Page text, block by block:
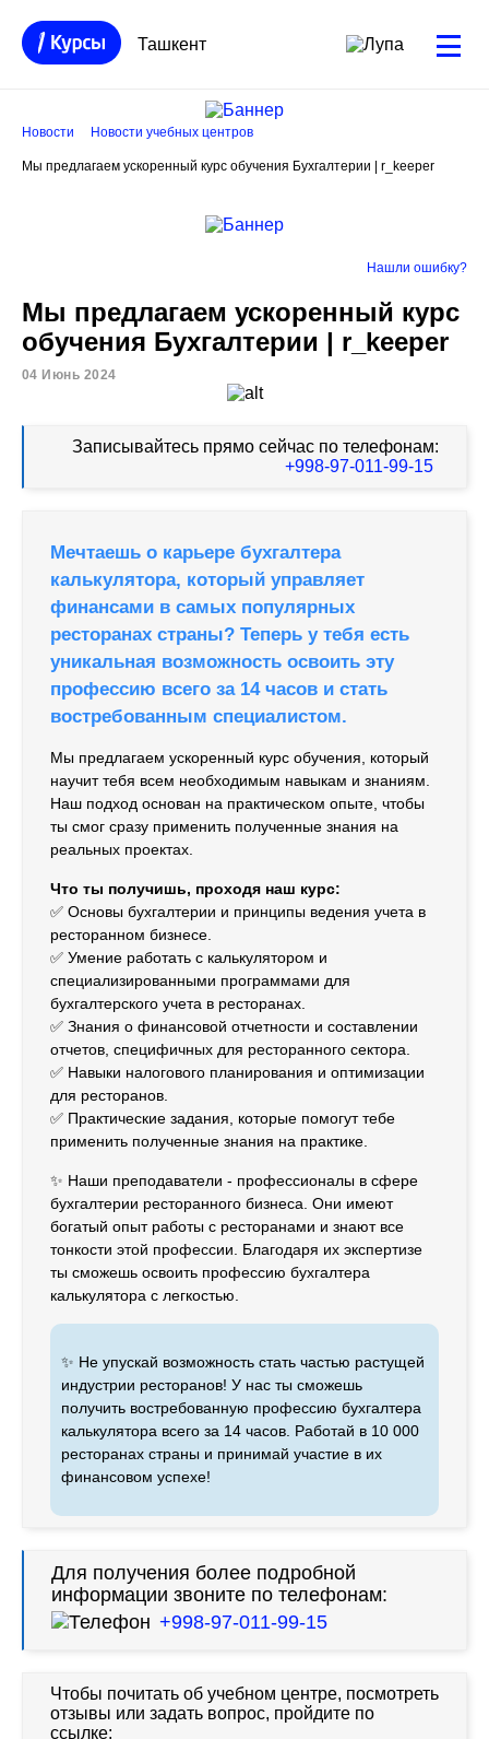
Ташкент
Новости Новости учебных центров
Мы предлагаем ускоренный курс обучения Бухгалтерии | r_keeper
Нашли ошибку?
Мы предлагаем ускоренный курс
обучения Бухгалтерии | r_keeper
04 Июнь 2024
Записывайтесь прямо сейчас по телефонам:
+998-97-011-99-15
Мечтаешь о карьере бухгалтера
калькулятора, который управляет
финансами в самых популярных
ресторанах страны? Теперь у тебя есть
уникальная возможность освоить эту
профессию всего за 14 часов и стать
востребованным специалистом.
Мы предлагаем ускоренный курс обучения, который
научит тебя всем необходимым навыкам и знаниям.
Наш подход основан на практическом опыте, чтобы
ты смог сразу применить полученные знания на
реальных проектах.
Что ты получишь, проходя наш курс:
✅️ Основы бухгалтерии и принципы ведения учета в
ресторанном бизнесе.
✅️ Умение работать с калькулятором и
специализированными программами для
бухгалтерского учета в ресторанах.
✅️ Знания о финансовой отчетности и составлении
отчетов, специфичных для ресторанного сектора.
✅️ Навыки налогового планирования и оптимизации
для ресторанов.
✅️ Практические задания, которые помогут тебе
применить полученные знания на практике.
✨ Наши преподаватели - профессионалы в сфере
бухгалтерии ресторанного бизнеса. Они имеют
богатый опыт работы с ресторанами и знают все
тонкости этой профессии. Благодаря их экспертизе
ты сможешь освоить профессию бухгалтера
калькулятора с легкостью.
✨ Не упускай возможность стать частью растущей
индустрии ресторанов! У нас ты сможешь
получить востребованную профессию бухгалтера
калькулятора всего за 14 часов. Работай в 10 000
ресторанах страны и принимай участие в их
финансовом успехе!
Для получения более подробной
информации звоните по телефонам:
+998-97-011-99-15
Чтобы почитать об учебном центре, посмотреть
отзывы или задать вопрос, пройдите по
ссылке: